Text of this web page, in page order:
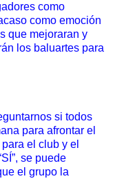
como
como emoción
que mejoraran y
los baluartes para
si todos
para afrontar el
el club y el
se puede
el grupo la